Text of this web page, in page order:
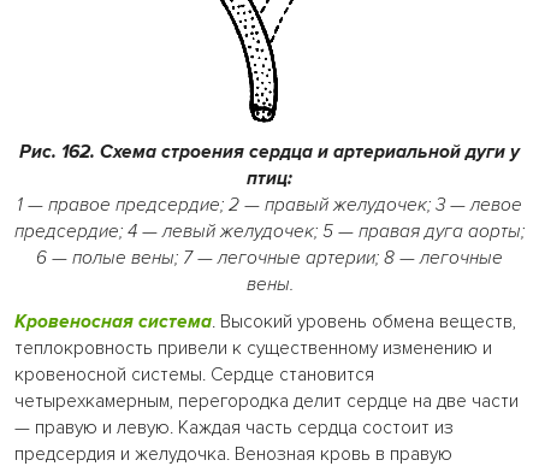
Рис. 162. Схема строения сердца и артериальной дуги у
птиц:
1 — правое предсердие; 2 — правый желудочек; 3 — левое
предсердие; 4 — левый желудочек; 5 — правая дуга аорты;
6 — полые вены; 7 — легочные артерии; 8 — легочные
вены.
Кровеносная система. Высокий уровень обмена веществ,
теплокровность привели к существенному изменению и
кровеносной системы. Сердце становится
четырехкамерным, перегородка делит сердце на две части
— правую и левую. Каждая часть сердца состоит из
предсердия и желудочка. Венозная кровь в правую